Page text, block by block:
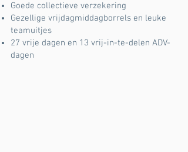
Goede collectieve verzekering
Gezellige vrijdagmiddagborrels en leuke
teamuitjes
27 vrije dagen en 13 vrij-in-te-delen ADV-
dagen